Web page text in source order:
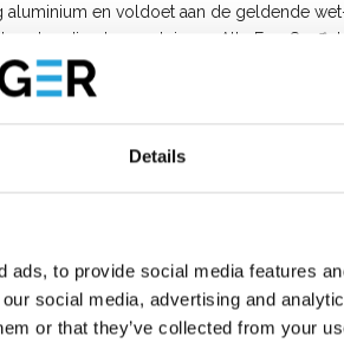
Details
ads, to provide social media features
social media, advertising and
or that they’ve collected from your
aluminium en voldoet aan de geldende
handige kamersteigers. Alle